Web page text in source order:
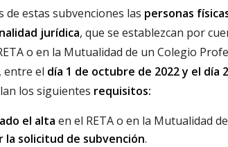
de estas subvenciones las personas
jurídica, que se establezcan por
o en la Mutualidad de un Colegio
entre el día 1 de octubre de 2022 y el día
los siguientes requisitos:
el alta en el RETA o en la Mutualidad
la solicitud de subvención.